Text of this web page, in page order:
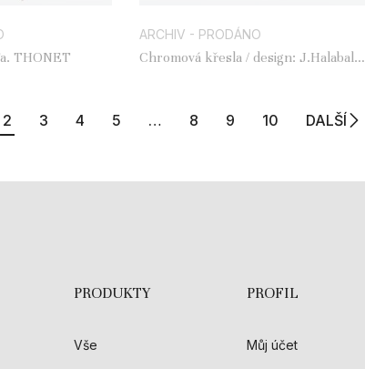
věšák / Fa. THONET
ARCHIV - PRODÁNO
Chromová křesla / design: J.Halabala /
2 3 4 5 … 8 9 10 DALŠÍ
PRODUKTY
Vše
PROFIL
Můj účet